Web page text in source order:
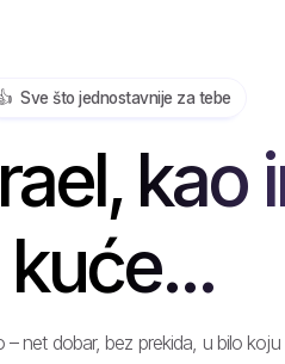
Sve što jednostavnije za tebe
kao
kuće...
net dobar, bez prekida, u bilo koju